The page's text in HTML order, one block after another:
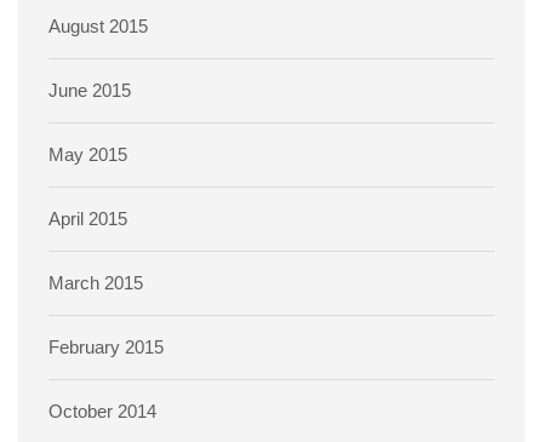
August 2015
June 2015
May 2015
April 2015
March 2015
February 2015
October 2014